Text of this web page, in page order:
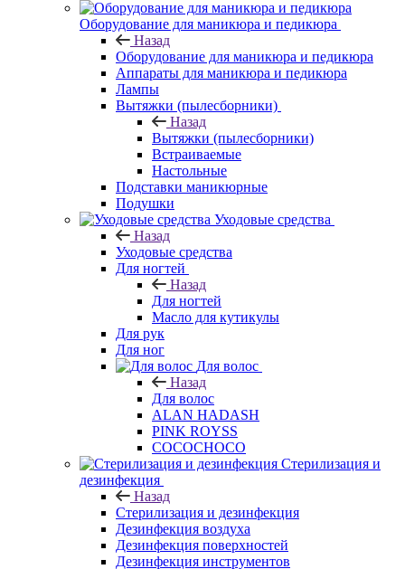
Оборудование для маникюра и педикюра
Назад
Оборудование для маникюра и педикюра
Аппараты для маникюра и педикюра
Лампы
Вытяжки (пылесборники)
Назад
Вытяжки (пылесборники)
Встраиваемые
Настольные
Подставки маникюрные
Подушки
Уходовые средства
Назад
Уходовые средства
Для ногтей
Назад
Для ногтей
Масло для кутикулы
Для рук
Для ног
Для волос
Назад
Для волос
ALAN HADASH
PINK ROYSS
COCOCHOCO
Стерилизация и
дезинфекция
Назад
Стерилизация и дезинфекция
Дезинфекция воздуха
Дезинфекция поверхностей
Дезинфекция инструментов